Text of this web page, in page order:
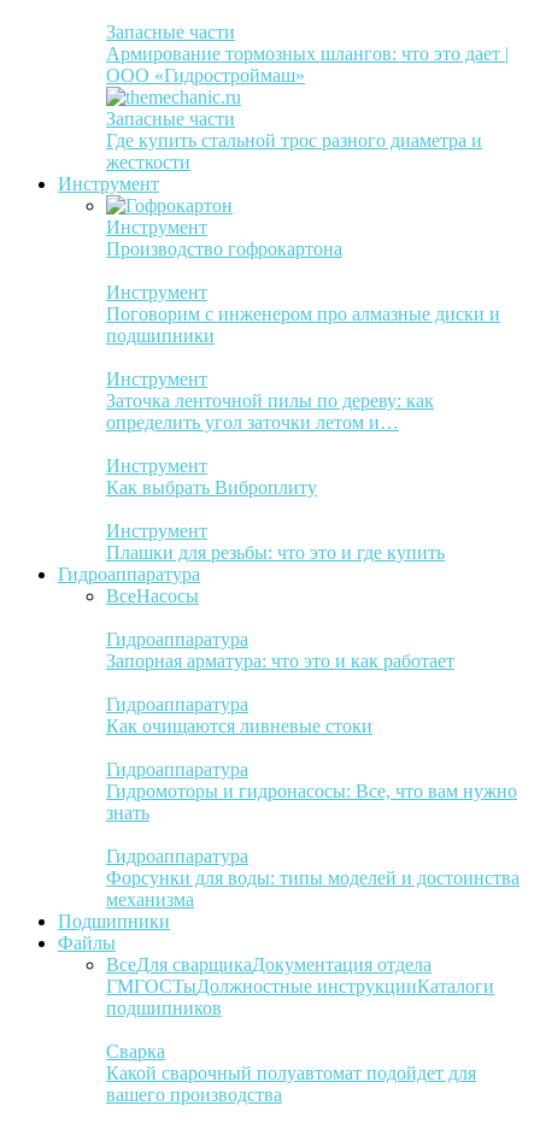
Запасные части
Армирование тормозных шлангов: что это дает |
ООО «Гидростроймаш»
Запасные части
Где купить стальной трос разного диаметра и
жесткости
Инструмент
Инструмент
Производство гофрокартона
Инструмент
Поговорим с инженером про алмазные диски и
подшипники
Инструмент
Заточка ленточной пилы по дереву: как
определить угол заточки летом и…
Инструмент
Как выбрать Виброплиту
Инструмент
Плашки для резьбы: что это и где купить
Гидроаппаратура
ВсеНасосы
Гидроаппаратура
Запорная арматура: что это и как работает
Гидроаппаратура
Как очищаются ливневые стоки
Гидроаппаратура
Гидромоторы и гидронасосы: Все, что вам нужно
знать
Гидроаппаратура
Форсунки для воды: типы моделей и достоинства
механизма
Подшипники
Файлы
ВсеДля сварщикаДокументация отдела
ГМГОСТыДолжностные инструкцииКаталоги
подшипников
Сварка
Какой сварочный полуавтомат подойдет для
вашего производства